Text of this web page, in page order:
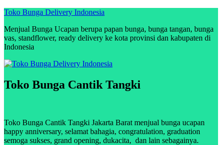
Skip
content
Toko Bunga Delivery Indonesia
Menjual Bunga Ucapan berupa papan bunga, bunga tangan, bunga
vas, standflower, ready delivery ke kota provinsi dan kabupaten di
Indonesia
Toko Bunga Cantik Tangki
Toko Bunga Cantik Tangki Jakarta Barat menjual bunga ucapan
happy anniversary, selamat bahagia, congratulation, graduation
semoga sukses, grand opening, dukacita, dan lain sebagainya.